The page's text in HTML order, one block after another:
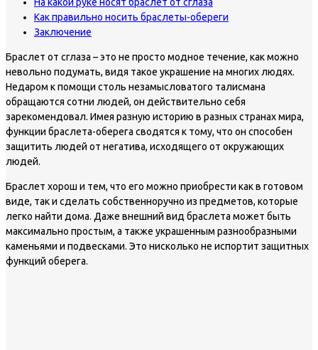
Как правильно носить браслеты-обереги
Заключение
Браслет от сглаза – это не просто модное течение, как можно
невольно подумать, видя такое украшение на многих людях.
Недаром к помощи столь незамысловатого талисмана
обращаются сотни людей, он действительно себя
зарекомендовал. Имея разную историю в разных странах мира,
функции браслета-оберега сводятся к тому, что он способен
защитить людей от негатива, исходящего от окружающих
людей.
Браслет хорош и тем, что его можно приобрести как в готовом
виде, так и сделать собственноручно из предметов, которые
легко найти дома. Даже внешний вид браслета может быть
максимально простым, а также украшенным разнообразными
каменьями и подвесками. Это нисколько не испортит защитных
функций оберега.